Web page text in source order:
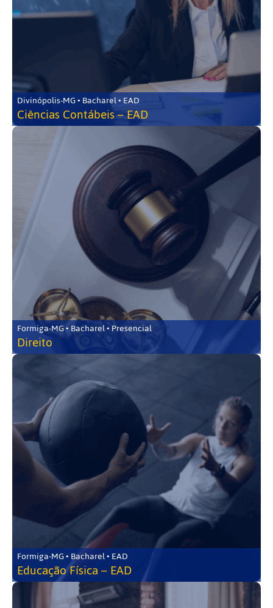
Divinópolis-MG • Bacharel • EAD
Ciências Contábeis – EAD
Formiga-MG • Bacharel • Presencial
Direito
Formiga-MG • Bacharel • EAD
Educação Física – EAD